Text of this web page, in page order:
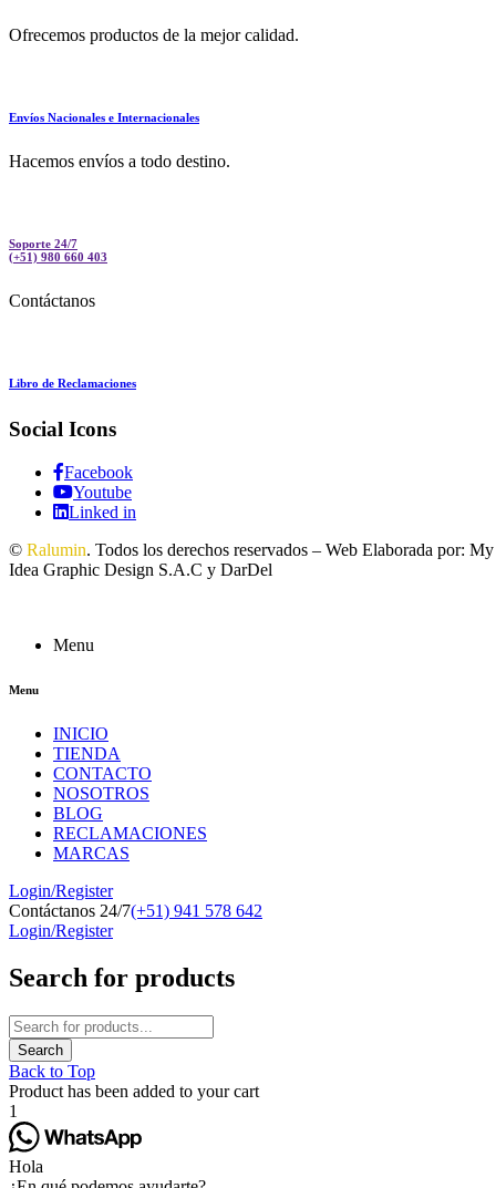
Ofrecemos productos de la mejor calidad.
Envíos Nacionales e Internacionales
Hacemos envíos a todo destino.
Soporte 24/7
(+51) 980 660 403
Contáctanos
Libro de Reclamaciones
Social Icons
Facebook
Youtube
Linked in
© Ralumin. Todos los derechos reservados – Web Elaborada por: My
Idea Graphic Design S.A.C y DarDel
Menu
Menu
INICIO
TIENDA
CONTACTO
NOSOTROS
BLOG
RECLAMACIONES
MARCAS
Login/Register
Contáctanos 24/7(+51) 941 578 642
Login/Register
Search for products
Back to Top
Product has been added to your cart
1
Hola